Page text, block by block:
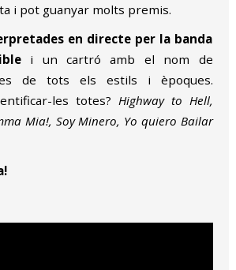
i pot guanyar molts premis.
en directe per la banda
i un cartró amb el nom de
de tots els estils i èpoques.
les totes? Highway to Hell,
Mia!, Soy Minero, Yo quiero Bailar